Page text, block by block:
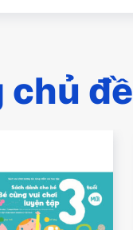
chủ đề